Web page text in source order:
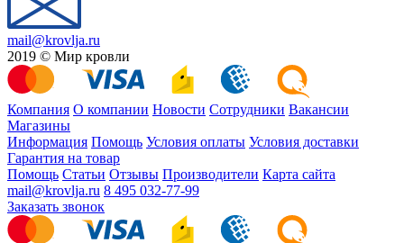
mail@krovlja.ru
2019 © Мир кровли
Компания О компании Новости Сотрудники Вакансии
Магазины
Информация Помощь Условия оплаты Условия доставки
Гарантия на товар
Помощь Статьи Отзывы Производители Карта сайта
mail@krovlja.ru 8 495 032-77-99
Заказать звонок